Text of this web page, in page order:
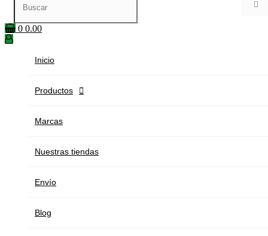

0 0.00
Inicio
Productos 
Marcas
Nuestras tiendas
Envío
Blog